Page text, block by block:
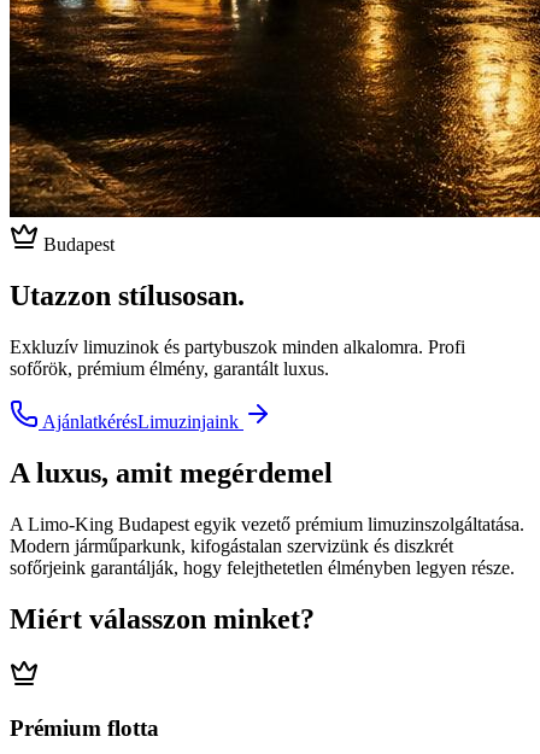
Budapest
Utazzon stílusosan.
Exkluzív limuzinok és partybuszok minden alkalomra. Profi
sofőrök, prémium élmény, garantált luxus.
AjánlatkérésLimuzinjaink
A luxus, amit megérdemel
A Limo-King Budapest egyik vezető prémium limuzinszolgáltatása.
Modern járműparkunk, kifogástalan szervizünk és diszkrét
sofőrjeink garantálják, hogy felejthetetlen élményben legyen része.
Miért válasszon minket?
Prémium flotta